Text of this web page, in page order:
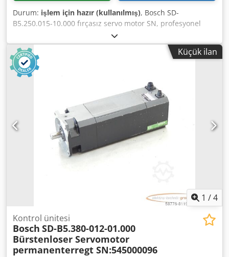
Durum: işlem için hazır (kullanılmış), Bosch SD-
B5.250.015-10.000 fırçasız servo motor SN, profesyonel
olarak tamamen elden geçirilmiş ve 12 ay garantili, %100
işlevsel, teslimat kapsamı fotoğraflardaki gibidir. Anlaşılan
satış indirimleri bu ürün için geçerli değildir. Lütfen ayrıca
fiyat sorunuz! Djdpoi D Hacefx Af Tokr
Küçük ilan
1 /4
Kontrol ünitesi
Bosch SD-B5.380-012-01.000
Bürstenloser Servomotor
permanenterregt SN:545000096